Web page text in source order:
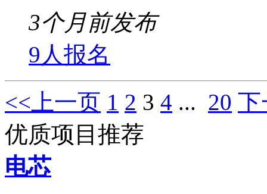
3个月前发布
9人报名
<<上一页 1 2 3 4 ... 20 下
优质项目推荐
电芯